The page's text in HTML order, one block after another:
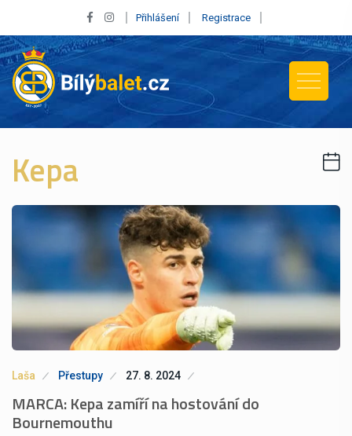
Přihlášení Registrace
Kepa
Laša Přestupy 27. 8. 2024
MARCA: Kepa zamíří na hostování do
Bournemouthu